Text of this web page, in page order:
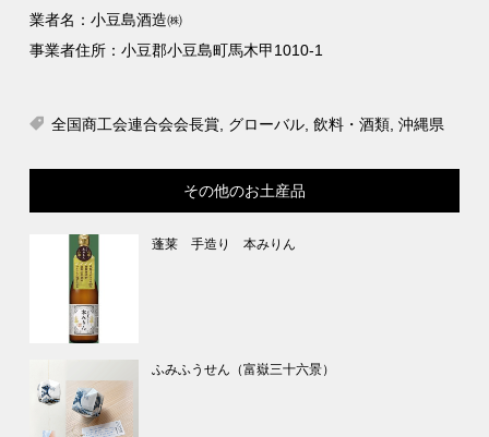
業者名：小豆島酒造㈱
事業者住所：小豆郡小豆島町馬木甲1010-1
全国商工会連合会会長賞, グローバル,飲料・酒類,沖縄県
その他のお土産品
蓬莱 手造り 本みりん
ふみふうせん（富嶽三十六景）